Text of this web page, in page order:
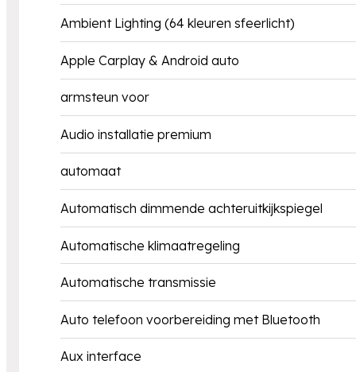
Ambient Lighting (64 kleuren sfeerlicht)
Apple Carplay & Android auto
armsteun voor
Audio installatie premium
automaat
Automatisch dimmende achteruitkijkspiegel
Automatische klimaatregeling
Automatische transmissie
Auto telefoon voorbereiding met Bluetooth
Aux interface